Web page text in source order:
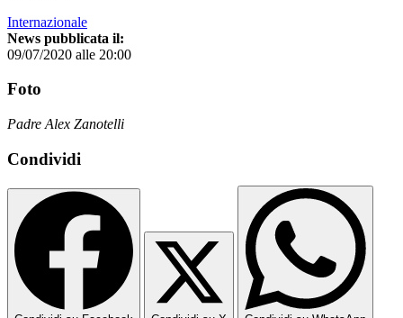
Internazionale
News pubblicata il:
09/07/2020 alle 20:00
Foto
Padre Alex Zanotelli
Condividi